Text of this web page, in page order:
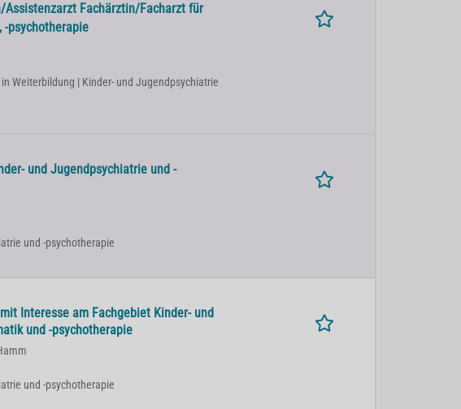
Assistenzarzt Fachärztin/Facharzt für
-psychotherapie
Weiterbildung | Kinder- und Jugendpsychiatrie
und Jugendpsychiatrie und -
und -psychotherapie
Interesse am Fachgebiet Kinder- und
und -psychotherapie
und -psychotherapie